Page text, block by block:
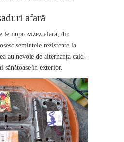
afară
le improvizez afară, din
semințele rezistente la
au nevoie de alternanța cald-
sănătoase în exterior.